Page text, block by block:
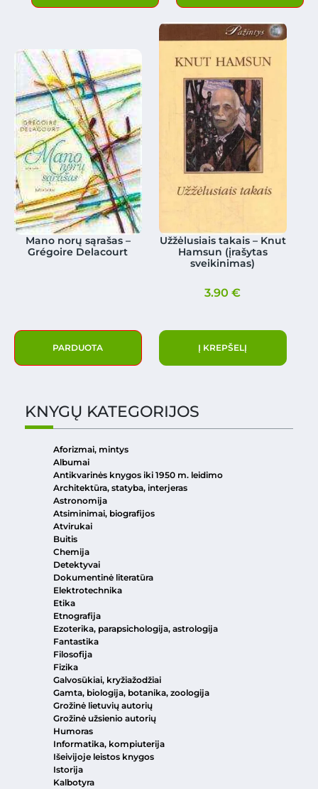
Mano norų sąrašas –
Grégoire Delacourt
PARDUOTA
Užžėlusiais takais – Knut
Hamsun (įrašytas
sveikinimas)
3.90€
Į KREPŠELĮ
KNYGŲ KATEGORIJOS
Aforizmai, mintys
Albumai
Antikvarinės knygos iki 1950 m. leidimo
Architektūra, statyba, interjeras
Astronomija
Atsiminimai, biografijos
Atvirukai
Buitis
Chemija
Detektyvai
Dokumentinė literatūra
Elektrotechnika
Etika
Etnografija
Ezoterika, parapsichologija, astrologija
Fantastika
Filosofija
Fizika
Galvosūkiai, kryžiažodžiai
Gamta, biologija, botanika, zoologija
Grožinė lietuvių autorių
Grožinė užsienio autorių
Humoras
Informatika, kompiuterija
Išeivijoje leistos knygos
Istorija
Kalbotyra